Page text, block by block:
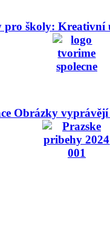
pro školy: Kreativní
Obrázky